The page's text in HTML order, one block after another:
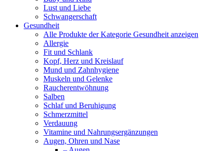
Lust und Liebe
Schwangerschaft
Gesundheit
Alle Produkte der Kategorie Gesundheit anzeigen
Allergie
Fit und Schlank
Kopf, Herz und Kreislauf
Mund und Zahnhygiene
Muskeln und Gelenke
Raucherentwöhnung
Salben
Schlaf und Beruhigung
Schmerzmittel
Verdauung
Vitamine und Nahrungsergänzungen
Augen, Ohren und Nase